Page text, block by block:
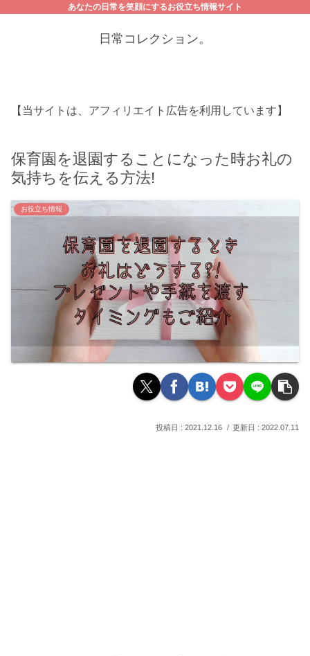
あなたの日常を笑顔にするお役立ち情報サイト
日常コレクション。
【当サイトは、アフィリエイト広告を利用しています】
保育園を退園することになった時お礼の
気持ちを伝える方法!
お役立ち情報
2021.12.16 2022.07.11